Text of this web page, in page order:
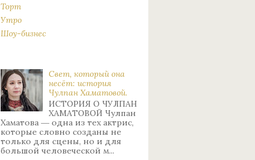
Торт
Утро
Шоу-бизнес
Свет, который она
несёт: история
Чулпан Хаматовой.
ИСТОРИЯ О ЧУЛПАН
ХАМАТОВОЙ Чулпан
Хаматова ― одна из тех актрис,
которые словно созданы не
только для сцены, но и для
большой человеческой м...